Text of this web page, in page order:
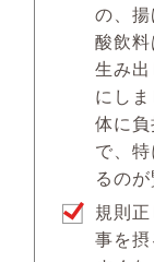
の、
酸飲
生み
にし
体に
で、
るのが
規則
事を